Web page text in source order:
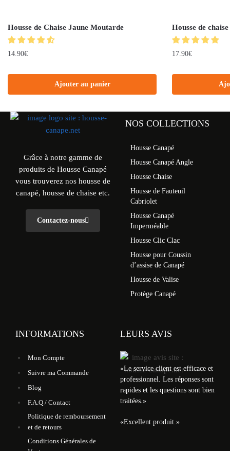
Housse de Chaise Jaune Moutarde
14.90€
Ajouter au panier
Housse de
17.90€
Grâce à notre gamme de
produits de Housse Canapé
vous trouverez nos housse de
canapé, housse de chaise etc.
Contactez-nous
NOS COLLECTIONS
Housse Canapé
Housse Canapé Angle
Housse Chaise
Housse de Fauteuil
Cabriolet
Housse Canapé
Imperméable
Housse Clic Clac
Housse pour Coussin
d’assise de Canapé
Housse de Valise
Protège Canapé
INFORMATIONS
Mon Compte
Suivre ma Commande
Blog
F.A.Q / Contact
Politique de remboursement
et de retours
Conditions Générales de
LEURS AVIS
«Le service client est efficace et
professionnel. Les réponses sont
rapides et les questions sont bien
traitées. »
«Excellent produit. »